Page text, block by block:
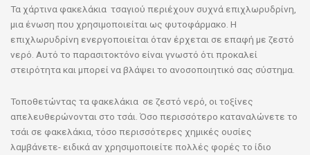
Τα χάρτινα φακελάκια τσαγιού περιέχουν συχνά επιχλωρυδρίνη,
μια ένωση που χρησιμοποιείται ως φυτοφάρμακο. Η
επιχλωρυδρίνη ενεργοποιείται όταν έρχεται σε επαφή με ζεστό
νερό. Αυτό το παρασιτοκτόνο είναι γνωστό ότι προκαλεί
στειρότητα και μπορεί να βλάψει το ανοσοποιητικό σας σύστημα.
Τοποθετώντας τα φακελάκια σε ζεστό νερό, οι τοξίνες
απελευθερώνονται στο τσάι. Όσο περισσότερο καταναλώνετε το
τσάι σε φακελάκια, τόσο περισσότερες χημικές ουσίες
λαμβάνετε- ειδικά αν χρησιμοποιείτε πολλές φορές το ίδιο